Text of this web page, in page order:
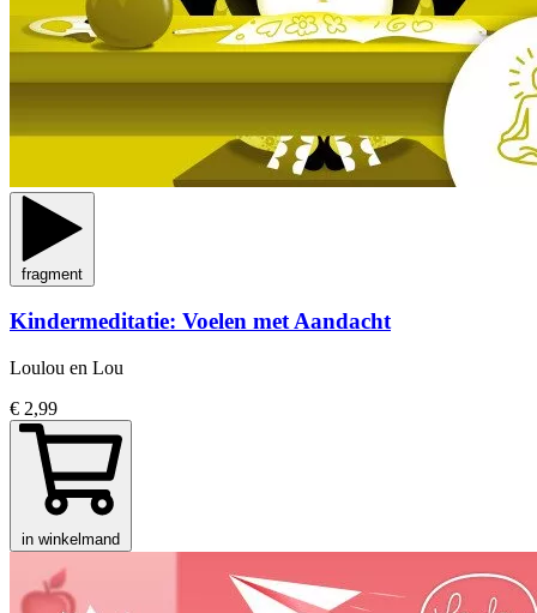
fragment
Kindermeditatie: Voelen met Aandacht
Loulou en Lou
€ 2,99
in winkelmand